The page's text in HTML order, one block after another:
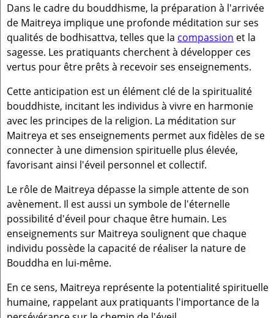
Dans le cadre du bouddhisme, la préparation à l'arrivée
de Maitreya implique une profonde méditation sur ses
qualités de bodhisattva, telles que la compassion et la
sagesse. Les pratiquants cherchent à développer ces
vertus pour être prêts à recevoir ses enseignements.
Cette anticipation est un élément clé de la spiritualité
bouddhiste, incitant les individus à vivre en harmonie
avec les principes de la religion. La méditation sur
Maitreya et ses enseignements permet aux fidèles de se
connecter à une dimension spirituelle plus élevée,
favorisant ainsi l'éveil personnel et collectif.
Le rôle de Maitreya dépasse la simple attente de son
avènement. Il est aussi un symbole de l'éternelle
possibilité d'éveil pour chaque être humain. Les
enseignements sur Maitreya soulignent que chaque
individu possède la capacité de réaliser la nature de
Bouddha en lui-même.
En ce sens, Maitreya représente la potentialité spirituelle
humaine, rappelant aux pratiquants l'importance de la